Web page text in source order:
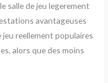
salle de jeu legerement
avantageuses
reellement populaires
alors que des moins